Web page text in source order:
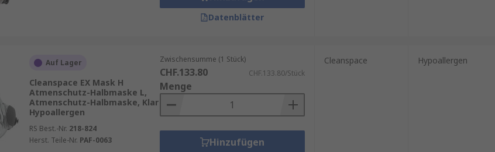
Datenblätter
Auf Lager
Cleanspace EX Mask H
Atmenschutz-Halbmaske L,
Atmenschutz-Halbmaske, Klar
Hypoallergen
RS Best.-Nr. 218-824
Herst. Teile-Nr. PAF-0063
Zwischensumme (1 Stück)
CHF.133.80 CHF.133.80/Stück
Menge
Hinzufügen
Cleanspace Hypoallergen